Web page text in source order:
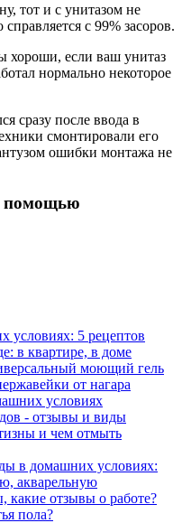
тот и с унитазом не
с 99% засоров.
хороши, если ваш унитаз
нормально некоторое
сразу после ввода в
смонтировали его
ошибки монтажа не
помощью
5 рецептов
в квартире, в доме
моющий гель
от нагара
условиях
- отзывы и виды
и чем отмыть
в домашних условиях:
акварельную
отзывы о работе?
пола?